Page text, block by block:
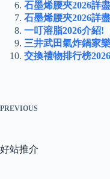
石墨烯腰夾2026詳
石墨烯腰夾2026詳
一叮溶脂2026介紹!
三井武田氣炸鍋家
交換禮物排行榜
PREVIOUS
好站推介